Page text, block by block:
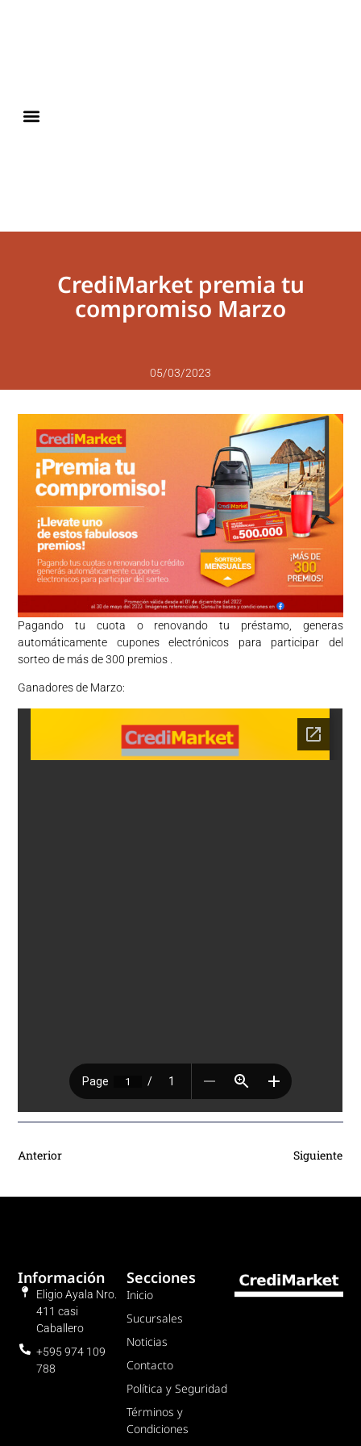
CrediMarket premia tu
compromiso Marzo
05/03/2023
Pagando tu cuota o renovando tu préstamo, generas
automáticamente cupones electrónicos para participar del
sorteo de más de 300 premios .
Ganadores de Marzo:
Anterior Siguiente
Secciones
Inicio
Sucursales
Noticias
Contacto
Política y Seguridad
Términos y
Condiciones
Información
Eligio Ayala Nro.
411 casi
Caballero
+595 974 109
788